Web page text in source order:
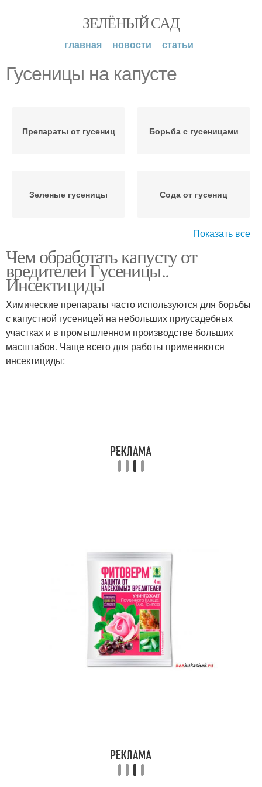
ЗЕЛЁНЫЙ САД
главная новости статьи
Гусеницы на капусте
Препараты от гусениц Борьба с гусеницами
Зеленые гусеницы Сода от гусениц
Спирт от гусениц Капусты от вредителей
Черви на капусте Цветная капуста
Средство от гусениц Фитовермы от гусениц
Уксус от гусениц Гусеница на капусте
Показать все
Чем обработать капусту от
вредителей Гусеницы..
Инсектициды
Химические препараты часто используются для борьбы
с капустной гусеницей на небольших приусадебных
участках и в промышленном производстве больших
масштабов. Чаще всего для работы применяются
инсектициды: